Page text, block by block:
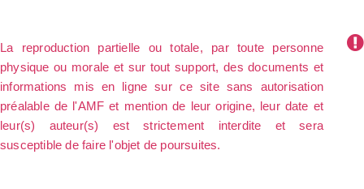
La reproduction partielle ou totale, par toute personne
physique ou morale et sur tout support, des documents et
informations mis en ligne sur ce site sans autorisation
préalable de l'AMF et mention de leur origine, leur date et
leur(s) auteur(s) est strictement interdite et sera
susceptible de faire l'objet de poursuites.